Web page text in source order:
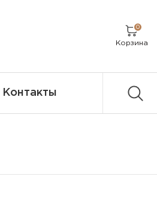
0
Корзина
Контакты